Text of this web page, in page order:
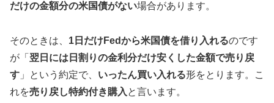
だけの金額分の米国債がない場合があります。
そのときは、 1日だけFedから米国債を借り入れるのです
が「 翌日には日割りの金利分だけ安くした金額で売り戻
す 」という約定で、 いったん買い入れる形をとります。こ
れを売り戻し特約付き購入 と言います。